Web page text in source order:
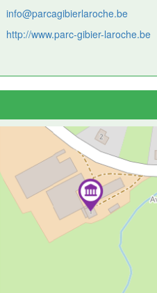
info@parcagibierlaroche.be
http://www.parc-gibier-laroche.be